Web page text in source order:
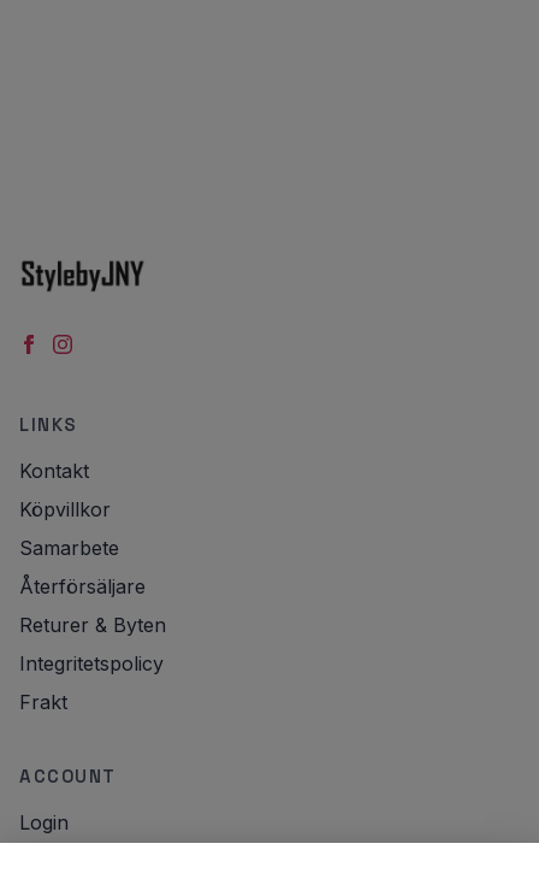
LINKS
Kontakt
Köpvillkor
Samarbete
Återförsäljare
Returer & Byten
Integritetspolicy
Frakt
ACCOUNT
Login